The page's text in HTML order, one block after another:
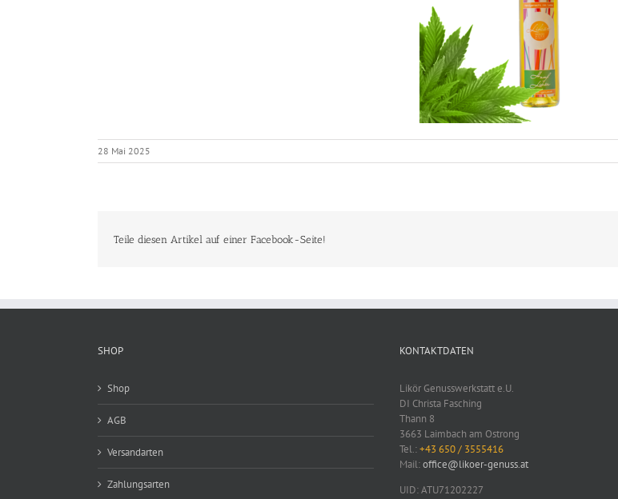
28 Mai 2025
Teile diesen Artikel auf einer Facebook-Seite!
SHOP
Shop
AGB
Versandarten
Zahlungsarten
KONTAKTDATEN
Likör Genusswerkstatt e.U.
DI Christa Fasching
Thann 8
3663 Laimbach am Ostrong
Tel.:+43 650 / 3555416
Mail:office@likoer-genuss.at
UID: ATU71202227